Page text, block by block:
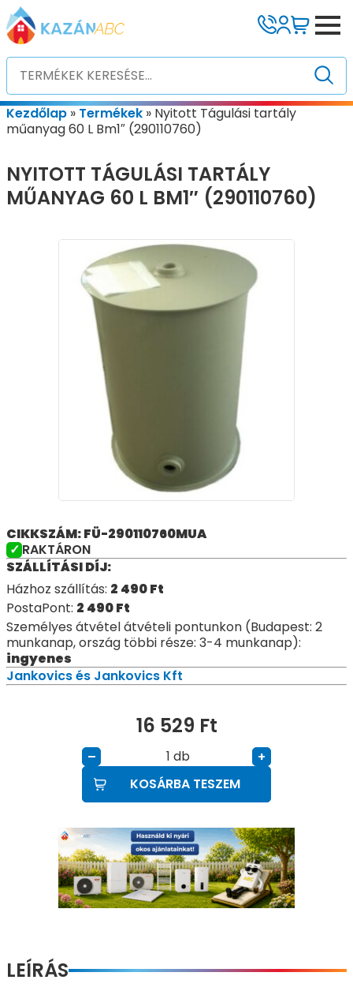
Kezdőlap » Termékek » Nyitott Tágulási tartály
műanyag 60 L Bm1″ (290110760)
NYITOTT TÁGULÁSI TARTÁLY
MŰANYAG 60 L BM1″ (290110760)
CIKKSZÁM: FÜ-290110760MUA
RAKTÁRON
SZÁLLÍTÁSI DÍJ:
Házhoz szállítás: 2 490Ft
PostaPont: 2 490Ft
Személyes átvétel átvételi pontunkon (Budapest: 2
munkanap, ország többi része: 3-4 munkanap):
ingyenes
Jankovics és Jankovics Kft
16 529 Ft
– db
+
KOSÁRBA TESZEM
LEÍRÁS